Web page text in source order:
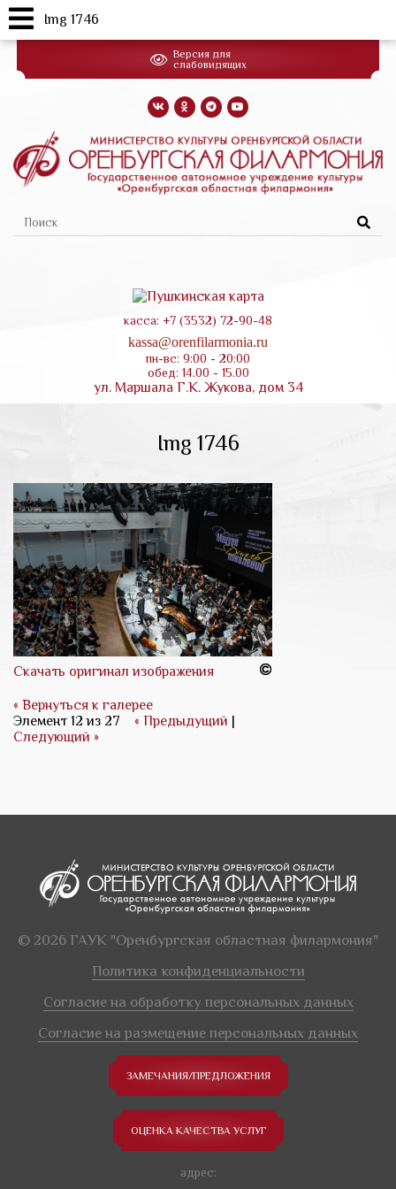
Перейти
основному
Форма
поиска
касса: +7 (3532) 72-90-48
kassa@orenfilarmonia.ru
пн-вс: 9:00 - 20:00
обед: 14.00 - 15.00
ул. Маршала Г.К. Жукова, дом 34
Версия для
слабовидящих
Img 1746
Скачать оригинал изображения
« Вернуться к галерее
Элемент 12 из 27
« Предыдущий |
Следующий »
Img 1746
© 2026 ГАУК "Оренбургская областная филармония"
Политика конфиденциальности
Согласие на обработку персональных данных
Согласие на размещение персональных данных
ЗАМЕЧАНИЯ/ПРЕДЛОЖЕНИЯ
ОЦЕНКА КАЧЕСТВА УСЛУГ
адрес: